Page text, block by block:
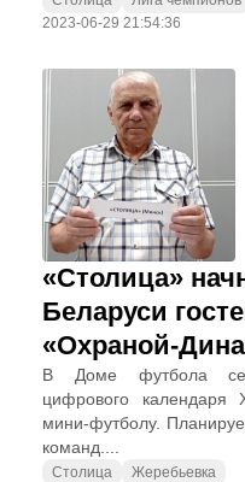
2023-06-29 21:54:36
«Столица»
Беларуси
«Охраной-
В Доме футбола
цифрового календаря
мини-футболу.
команд....
Столица
Жеребьевка